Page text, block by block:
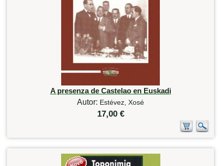
A presenza de Castelao en Euskadi
Autor: Estévez, Xosé
17,00 €